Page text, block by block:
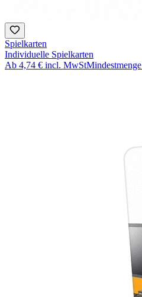
Spielkarten
Individuelle Spielkarten
Ab 4,74 € incl. MwStMindestmenge